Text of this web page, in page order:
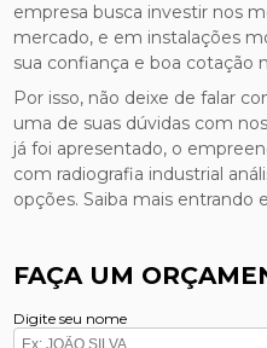
empresa busca investir nos
mercado, e em instalações
sua confiança e boa cotação
Por isso, não deixe de falar
uma de suas dúvidas com
já foi apresentado, o
com radiografia industrial
opções. Saiba mais entrando
FAÇA UM
Digite seu nome